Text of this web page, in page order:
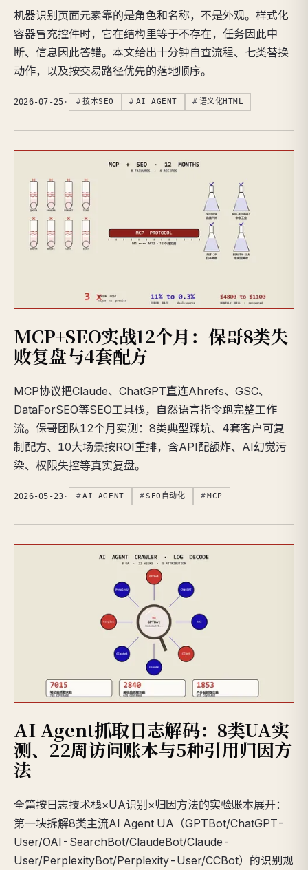
机器识别页面元素靠的是角色和名称，不是外观。样式化
容器冒充控件时，它在结构里等于不存在，任务因此中
断、信息因此答错。本文给出十分钟自查流程、七类替换
动作，以及按交易路径优先的落地顺序。
2026-07-25 · 技术SEO AI AGENT 语义化HTML
MCP+SEO实战12个月：保哥8类失
败复盘与4套配方
MCP协议把Claude、ChatGPT直连Ahrefs、GSC、
DataForSEO等SEO工具栈，自然语言指令跑完整工作
流。保哥团队12个月实测：8类典型踩坑、4套客户可复
制配方、10大场景按ROI重排，含API配额炸、AI幻觉污
染、权限失控等真实复盘。
2026-05-23 · AI AGENT SEO自动化 MCP
AI Agent抓取日志解码：8类UA实
测、22周访问账本与5种引用归因方
法
全篇按日志技术栈×UA识别×归因方法的实验账本展开：
第一块拆解8类主流AI Agent UA（GPTBot/ChatGPT-
User/OAI-SearchBot/ClaudeBot/Claude-
User/PerplexityBot/Perplexity-User/CCBot）的识别规